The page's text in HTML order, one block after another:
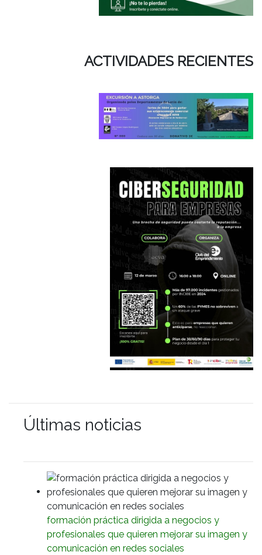
ACTIVIDADES RECIENTES
Últimas noticias
formación práctica dirigida a negocios y
profesionales que quieren mejorar su imagen y
comunicación en redes sociales